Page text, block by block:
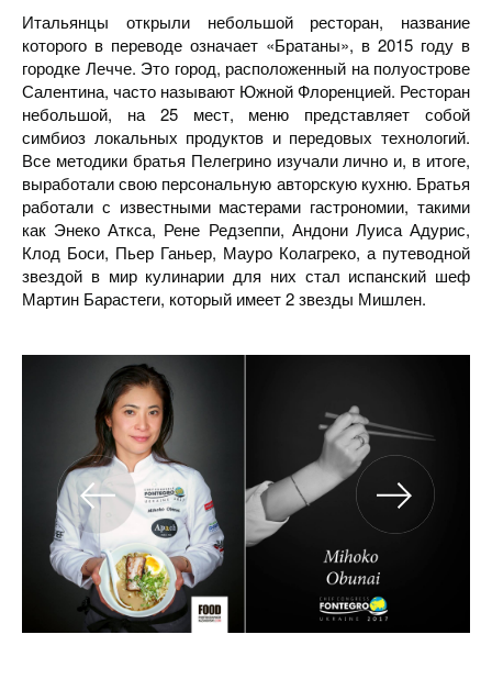
Итальянцы открыли небольшой ресторан, название
которого в переводе означает «Братаны», в 2015 году в
городке Лечче. Это город, расположенный на полуострове
Салентина, часто называют Южной Флоренцией. Ресторан
небольшой, на 25 мест, меню представляет собой
симбиоз локальных продуктов и передовых технологий.
Все методики братья Пелегрино изучали лично и, в итоге,
выработали свою персональную авторскую кухню. Братья
работали с известными мастерами гастрономии, такими
как Энеко Аткса, Рене Редзеппи, Андони Луиса Адурис,
Клод Боси, Пьер Ганьер, Мауро Колагреко, а путеводной
звездой в мир кулинарии для них стал испанский шеф
Мартин Барастеги, который имеет 2 звезды Мишлен.